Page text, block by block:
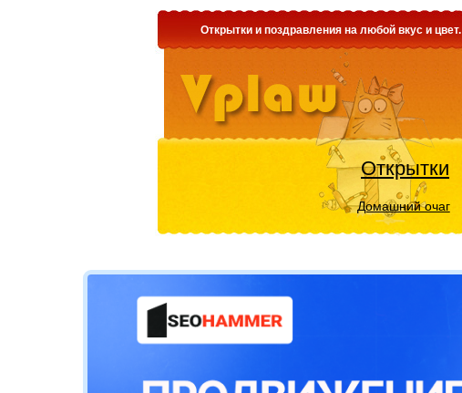
Открытки и поздравления на любой вкус и цвет.
Открытки
Домашний очаг